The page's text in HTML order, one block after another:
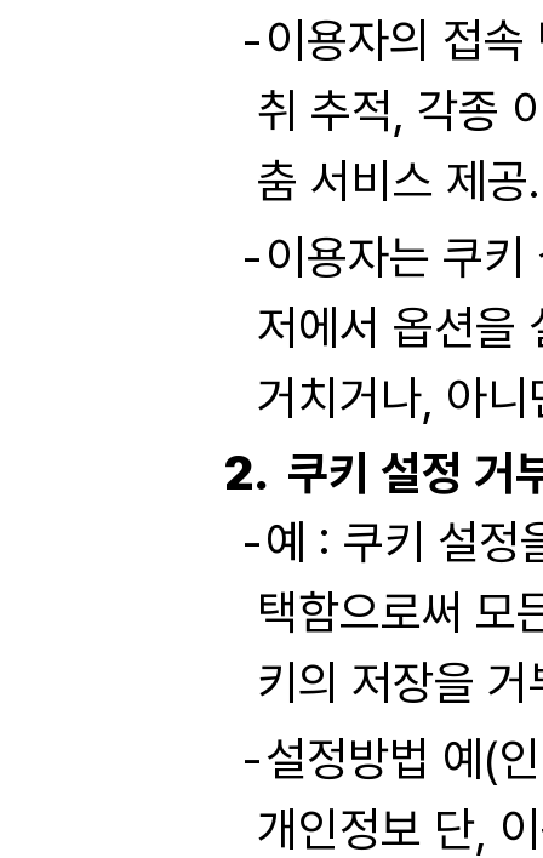
이용자의 접
취 추적, 각종
춤 서비스 제공.
이용자는 쿠
저에서 옵션을
거치거나, 아
쿠키 설정 거
예 : 쿠키 설정
택함으로써 모
키의 저장을
설정방법 예(
개인정보 단,